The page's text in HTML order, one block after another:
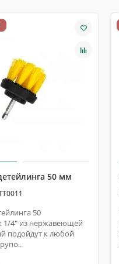
50 мм
50
1/4" из нержавеющей
подойдут к любой